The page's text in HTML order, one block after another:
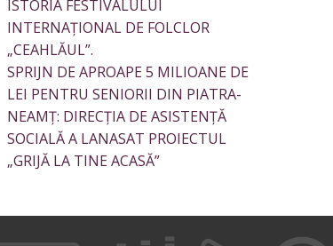
ISTORIA FESTIVALULUI
INTERNAȚIONAL DE FOLCLOR
„CEAHLĂUL”.
SPRIJN DE APROAPE 5 MILIOANE DE
LEI PENTRU SENIORII DIN PIATRA-
NEAMȚ: DIRECȚIA DE ASISTENȚĂ
SOCIALĂ A LANASAT PROIECTUL
„GRIJĂ LA TINE ACASĂ”